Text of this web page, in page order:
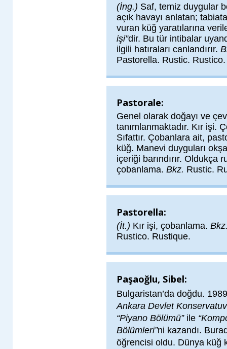
(İng.) Saf, temiz duygular
açık havayı anlatan;
vuran küğ yaratılarına
işi”dir. Bu tür intibalar
ilgili hatıraları canlandırır.
Pastorella. Rustic.
Pastorale:
Genel olarak doğayı ve
tanımlanmaktadır. Kır işi.
Sıfattır. Çobanlara ait,
küğ. Manevi duyguları
içeriği barındırır. Oldukça
çobanlama. Bkz. Rustic.
Pastorella:
(İt.) Kır işi, çobanlama.
Rustico. Rustique.
Paşaoğlu, Sibel:
Bulgaristan’da doğdu.
Ankara Devlet
“Piyano Bölümü”ile
Bölümleri”ni kazandı.
öğrencisi oldu. Dünya küğ